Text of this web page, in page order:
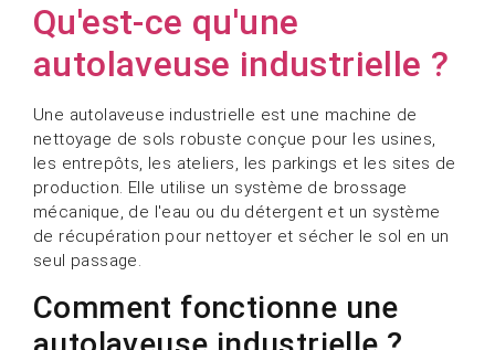
Qu'est-ce qu'une
autolaveuse industrielle ?
Une autolaveuse industrielle est une machine de
nettoyage de sols robuste conçue pour les usines,
les entrepôts, les ateliers, les parkings et les sites de
production. Elle utilise un système de brossage
mécanique, de l'eau ou du détergent et un système
de récupération pour nettoyer et sécher le sol en un
seul passage.
Comment fonctionne une